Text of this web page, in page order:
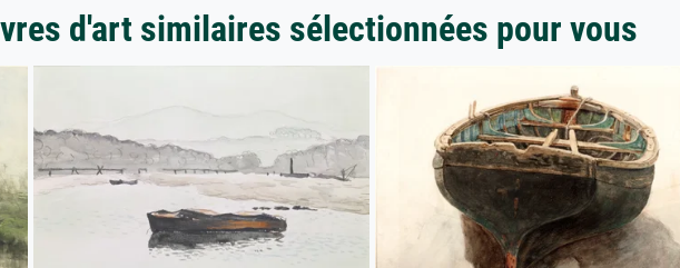
d'art similaires sélectionnées pour vous